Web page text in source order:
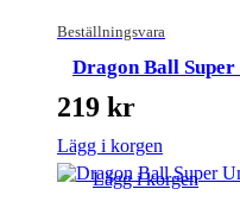
Beställningsvara
Dragon Ball Super
219 kr
Lägg i korgen
Lägg i korgen